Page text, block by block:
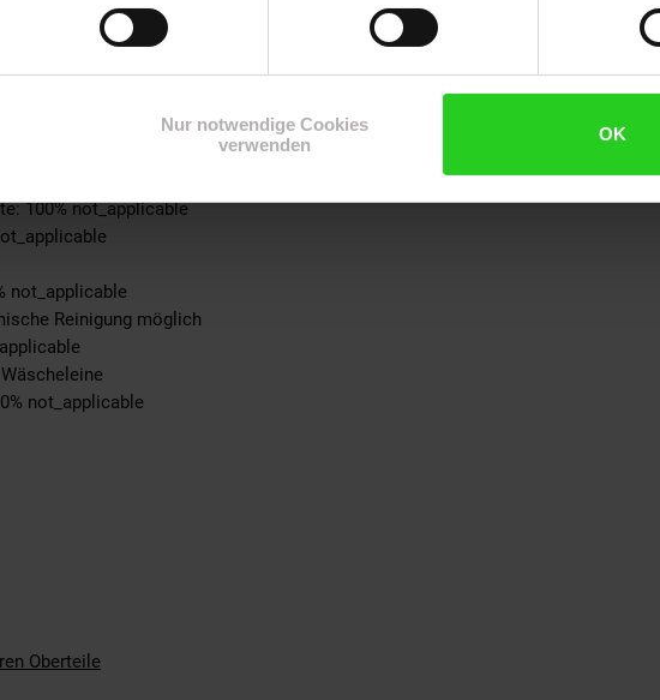
Nur notwendige Cookies
verwenden
OK
not_applicable
not_applicable
100% not_applicable
100% not_applicable
100% not_applicable
not_applicable
Reinigung möglich
not_applicable
Oberteile